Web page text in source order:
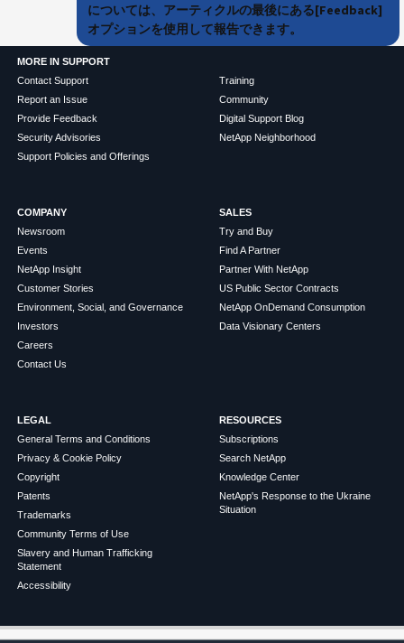
については、アーティクルの最後にある[Feedback]
オプションを使用して報告できます。
MORE IN SUPPORT
Contact Support
Report an Issue
Provide Feedback
Security Advisories
Support Policies and Offerings
Training
Community
Digital Support Blog
NetApp Neighborhood
COMPANY
Newsroom
Events
NetApp Insight
Customer Stories
Environment, Social, and Governance
Investors
Careers
Contact Us
SALES
Try and Buy
Find A Partner
Partner With NetApp
US Public Sector Contracts
NetApp OnDemand Consumption
Data Visionary Centers
LEGAL
General Terms and Conditions
Privacy & Cookie Policy
Copyright
Patents
Trademarks
Community Terms of Use
Slavery and Human Trafficking
Statement
Accessibility
RESOURCES
Subscriptions
Search NetApp
Knowledge Center
NetApp's Response to the Ukraine
Situation